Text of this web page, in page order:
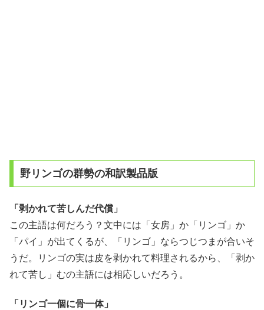
野リンゴの群勢の和訳製品版
「剥かれて苦しんだ代償」
この主語は何だろう？文中には「女房」か「リンゴ」か
「パイ」が出てくるが、「リンゴ」ならつじつまが合いそ
うだ。リンゴの実は皮を剥かれて料理されるから、「剥か
れて苦し」むの主語には相応しいだろう。
「リンゴ一個に骨一体」